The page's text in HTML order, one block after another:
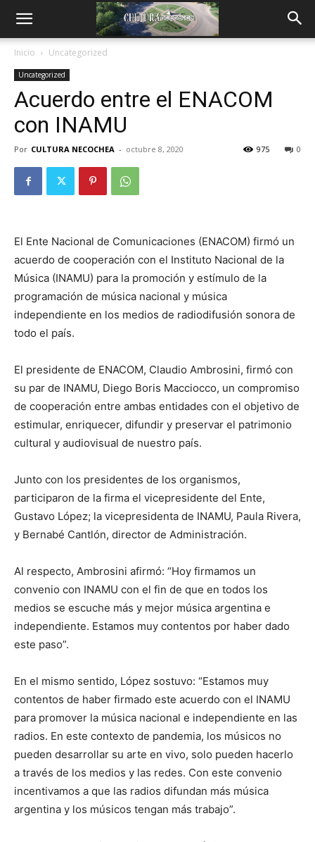
Inicio Uncategorized
Uncategorized
Acuerdo entre el ENACOM
con INAMU
Por CULTURA NECOCHEA - octubre 8, 2020 0
975
El Ente Nacional de Comunicaciones (ENACOM) firmó un
acuerdo de cooperación con el Instituto Nacional de la
Música (INAMU) para la promoción y estímulo de la
programación de música nacional y música
independiente en los medios de radiodifusión sonora de
todo el país.
El presidente de ENACOM, Claudio Ambrosini, firmó con
su par de INAMU, Diego Boris Macciocco, un compromiso
de cooperación entre ambas entidades con el objetivo de
estimular, enriquecer, difundir y preservar el patrimonio
cultural y audiovisual de nuestro país.
Junto con los presidentes de los organismos,
participaron de la firma el vicepresidente del Ente,
Gustavo López; la vicepresidenta de INAMU, Paula Rivera,
y Bernabé Cantlón, director de Administración.
Al respecto, Ambrosini afirmó: “Hoy firmamos un
convenio con INAMU con el fin de que en todos los
medios se escuche más y mejor música argentina e
independiente. Estamos muy contentos por haber dado
este paso”.
En el mismo sentido, López sostuvo: “Estamos muy
contentos de haber firmado este acuerdo con el INAMU
para promover la música nacional e independiente en las
radios. En este contexto de pandemia, los músicos no
pueden desarrollar su arte en vivo, solo pueden hacerlo
a través de los medios y las redes. Con este convenio
incentivamos a que las radios difundan más música
argentina y los músicos tengan más trabajo”.